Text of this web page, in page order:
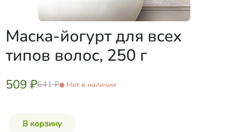
Маска-йогурт для всех
типов волос, 250 г
509 ₽641 ₽ Нет в наличии